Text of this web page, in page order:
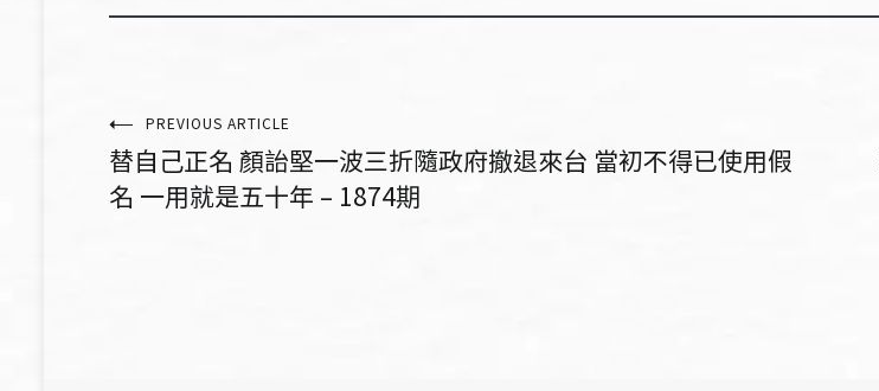
文
章
PREVIOUS ARTICLE
替自己正名 顏詒堅一波三折隨政府撤退來台 當初不得已使用假
名 一用就是五十年 – 1874期